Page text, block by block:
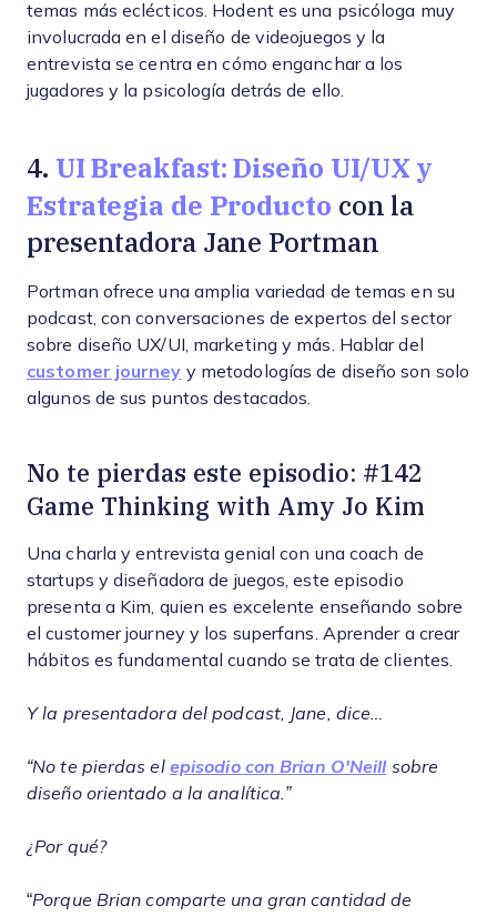
temas más eclécticos. Hodent es una psicóloga muy
involucrada en el diseño de videojuegos y la
entrevista se centra en cómo enganchar a los
jugadores y la psicología detrás de ello.
4. UI Breakfast: Diseño UI/UX y
Estrategia de Producto con la
presentadora Jane Portman
Portman ofrece una amplia variedad de temas en su
podcast, con conversaciones de expertos del sector
sobre diseño UX/UI, marketing y más. Hablar del
customer journey y metodologías de diseño son solo
algunos de sus puntos destacados.
No te pierdas este episodio: #142
Game Thinking with Amy Jo Kim
Una charla y entrevista genial con una coach de
startups y diseñadora de juegos, este episodio
presenta a Kim, quien es excelente enseñando sobre
el customer journey y los superfans. Aprender a crear
hábitos es fundamental cuando se trata de clientes.
Y la presentadora del podcast, Jane, dice…
“No te pierdas el episodio con Brian O'Neillsobre
diseño orientado a la analítica.”
¿Por qué?
“Porque Brian comparte una gran cantidad de